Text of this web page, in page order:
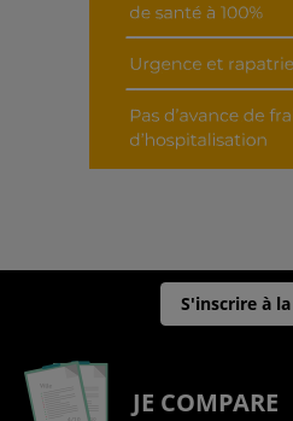
S'inscrire à
JE COMPARE